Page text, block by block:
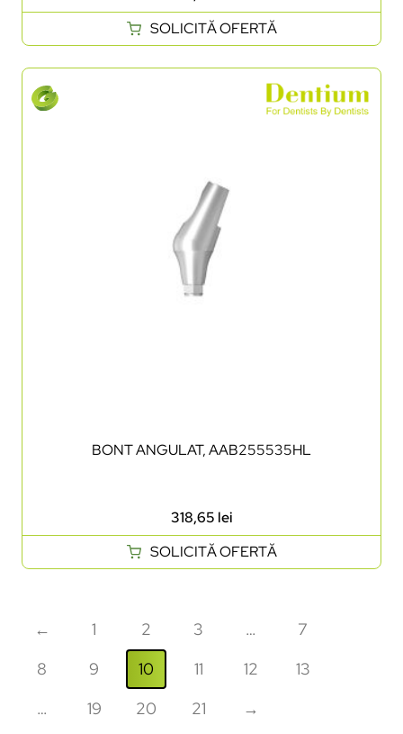
SOLICITĂ OFERTĂ
BONT ANGULAT, AAB255535HL
318,65 lei
SOLICITĂ OFERTĂ
← 1 2 3 …
7
8
9 10 11 12
13
…
19 20 21 →